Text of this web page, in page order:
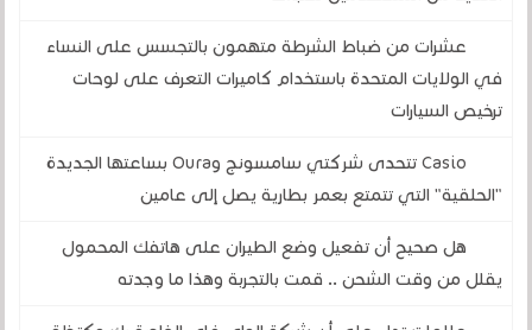
عشرات من ضباط الشرطة متهمون بالتجسس على النساء
في الولايات المتحدة باستخدام كاميرات التعرف على لوحات
ترخيص السيارات
Casio تتحدى شركتي سامسونج وOura بساعتها الجديدة
"الحلقية" التي تتمتع بعمر بطارية يصل إلى عامين
هل صحيح أن تفعيل وضع الطيران على هاتفك المحمول
يقلل من وقت الشحن .. قمت بالتجربة وهذا ما وجدته